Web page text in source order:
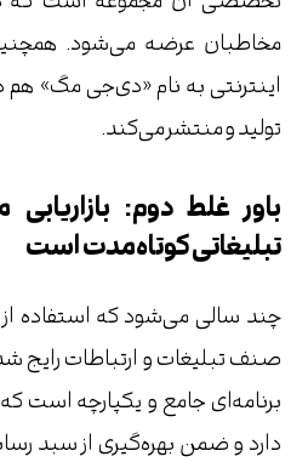
مخاطبان عرضه می‌شود.
اینترنتی به نام «دی‌جی مگ» هم
تولید و منتشر می‌کند.
باور غلط دوم:
تبلیغاتی کوتاه‌مدت است
چند سالی می‌شود که استفاده از
صنف تبلیغات و ارتباطات رایج
برنامه‌ای جامع و یکپارچه
دارد و ضمن بهره‌گیری از سبد